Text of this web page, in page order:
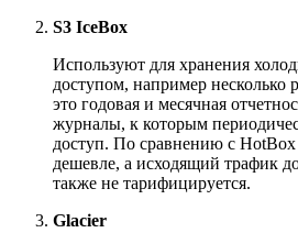
S3 IceBox
Используют для хранения
доступом, например несколько
это годовая и месячная
журналы, к которым
доступ. По сравнению с
дешевле, а исходящий трафик
также не тарифицируется.
Glacier